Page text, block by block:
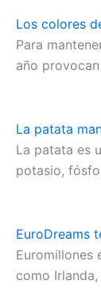
Los colores
Para
año
La patata
La patata es
potasio,
EuroDreams
Euromillones
como